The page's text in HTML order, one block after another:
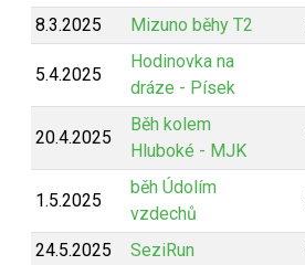
8.3.2025 Mizuno běhy T2
5.4.2025
Hodinovka na
dráze - Písek
20.4.2025
Běh kolem
Hluboké - MJK
1.5.2025
běh Údolím
vzdechů
24.5.2025 SeziRun